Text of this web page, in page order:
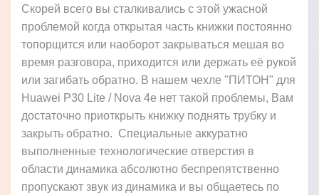
Скорей всего вы сталкивались с этой ужасной
проблемой когда открытая часть книжки постоянно
топорщится или наоборот закрываться мешая во
время разговора, приходится или держать её рукой
или загибать обратно. В нашем чехле "ПИТОН" для
Huawei P30 Lite / Nova 4e нет такой проблемы, Вам
достаточно приоткрыть книжку поднять трубку и
закрыть обратно. Специальные аккуратно
выполненные технологические отверстия в
области динамика абсолютно беспрепятственно
пропускают звук из динамика и вы общаетесь по